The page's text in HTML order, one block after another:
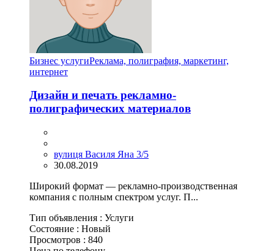
Бизнес услугиРеклама, полиграфия, маркетинг,
интернет
Дизайн и печать рекламно-
полиграфических материалов
вулиця Василя Яна 3/5
30.08.2019
Широкий формат — рекламно-производственная
компания с полным спектром услуг. П...
Тип объявления : Услуги
Состояние : Новый
Просмотров : 840